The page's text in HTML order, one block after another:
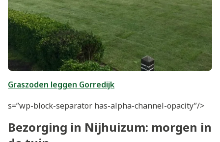
Graszoden leggen Gorredijk
s=”wp-block-separator has-alpha-channel-opacity”/>
Bezorging in Nijhuizum: morgen in